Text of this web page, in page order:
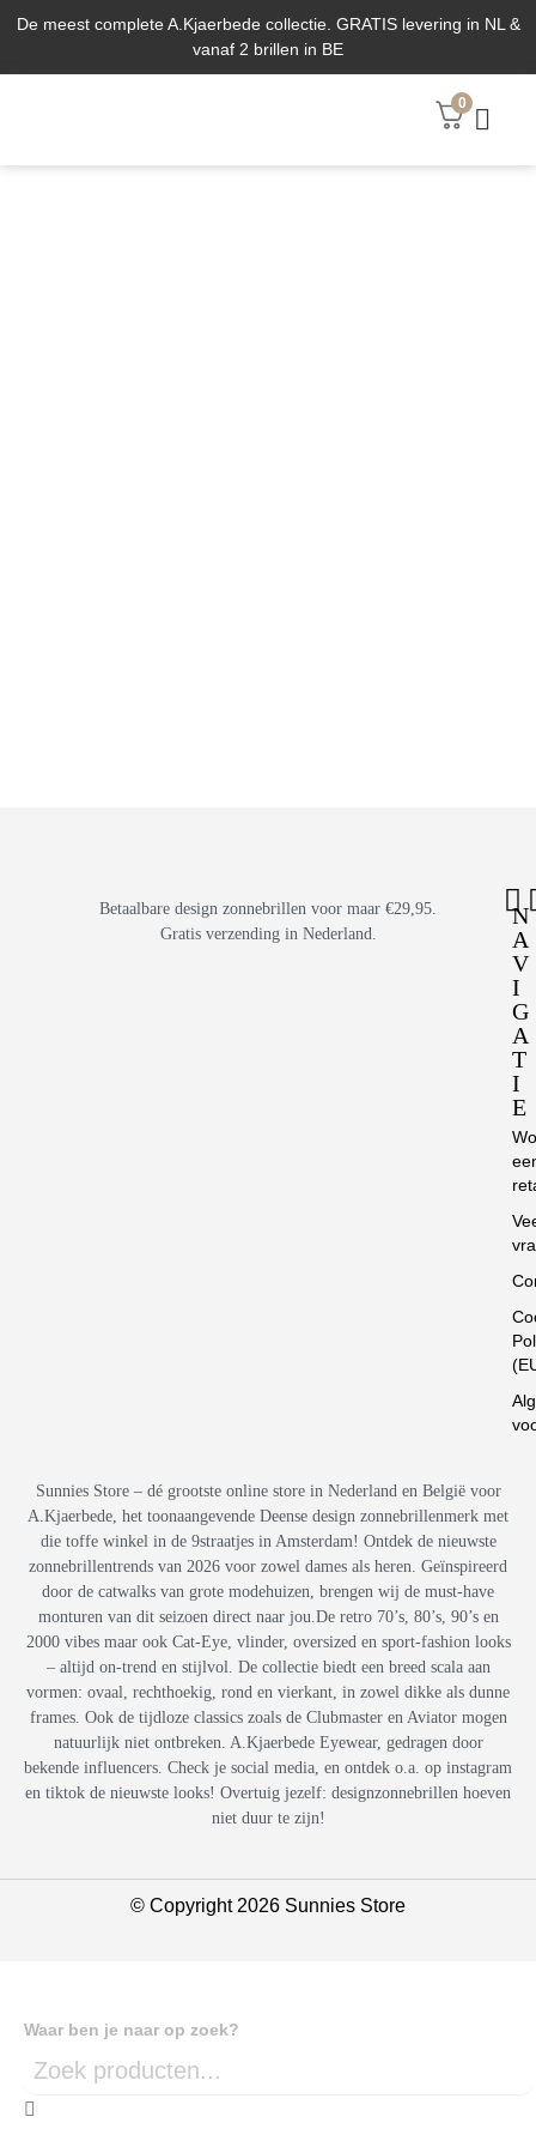
De meest complete A.Kjaerbede collectie. GRATIS levering in NL &
vanaf 2 brillen in BE
0
Betaalbare design zonnebrillen voor maar €29,95.
Gratis verzending in Nederland.
N
A
V
I
G
A
T
I
E
Sunnies Store – dé grootste online store in Nederland en België voor
A.Kjaerbede, het toonaangevende Deense design zonnebrillenmerk met
die toffe winkel in de 9straatjes in Amsterdam! Ontdek de nieuwste
zonnebrillentrends van 2026 voor zowel dames als heren. Geïnspireerd
door de catwalks van grote modehuizen, brengen wij de must-have
monturen van dit seizoen direct naar jou.De retro 70’s, 80’s, 90’s en
2000 vibes maar ook Cat-Eye, vlinder, oversized en sport-fashion looks
– altijd on-trend en stijlvol. De collectie biedt een breed scala aan
vormen: ovaal, rechthoekig, rond en vierkant, in zowel dikke als dunne
frames. Ook de tijdloze classics zoals de Clubmaster en Aviator mogen
natuurlijk niet ontbreken. A.Kjaerbede Eyewear, gedragen door
bekende influencers. Check je social media, en ontdek o.a. op instagram
en tiktok de nieuwste looks! Overtuig jezelf: designzonnebrillen hoeven
niet duur te zijn!
© Copyright 2026 Sunnies Store
Waar ben je naar op zoek?